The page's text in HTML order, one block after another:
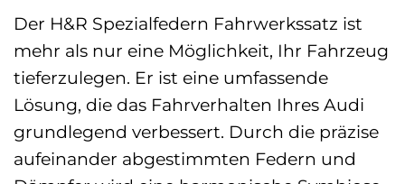
Der H&R Spezialfedern Fahrwerkssatz ist
mehr als nur eine Möglichkeit, Ihr Fahrzeug
tieferzulegen. Er ist eine umfassende
Lösung, die das Fahrverhalten Ihres Audi
grundlegend verbessert. Durch die präzise
aufeinander abgestimmten Federn und